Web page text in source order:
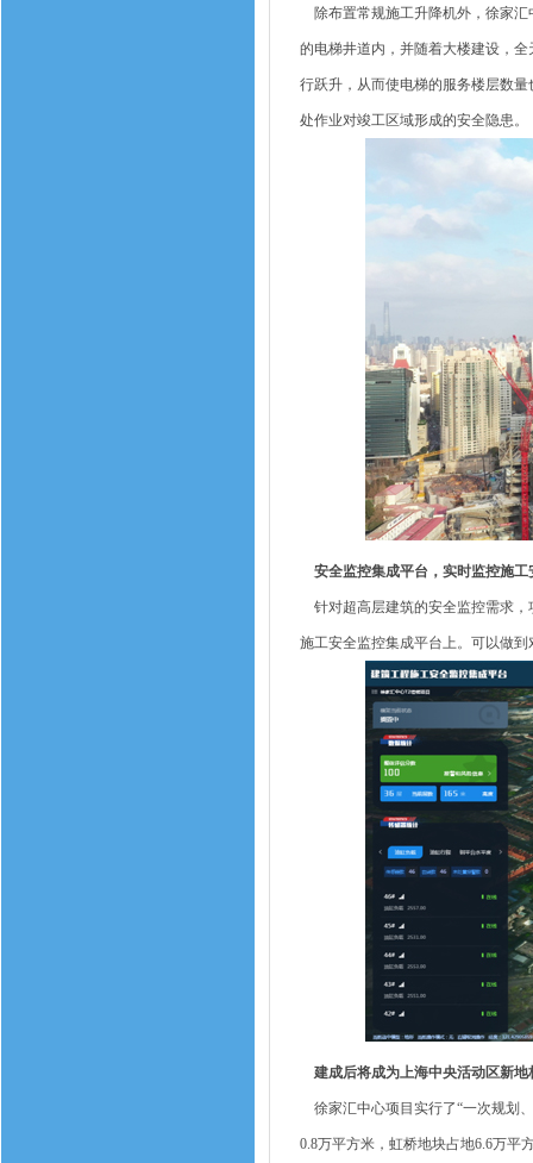
除布置常规施工升降机外，徐家汇
的电梯井道内，并随着大楼建设，
行跃升，从而使电梯的服务楼层数
处作业对竣工区域形成的安全隐患。
安全监控集成平台，实时监控施工
针对超高层建筑的安全监控需求，
施工安全监控集成平台上。可以做
建成后将成为上海中央活动区新地
徐家汇中心项目实行了“一次规划
0.8万平方米，虹桥地块占地6.6万平